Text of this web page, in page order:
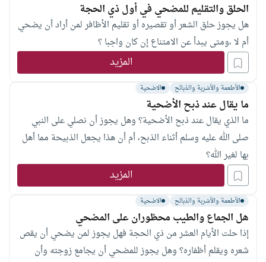
الحلق والتقليم للمضحي في أول ذي الحجة
هل يجوز حلق الشعر أو تقصيره أو تقليم الأظافر لمن أراد أن يضحي
أم لا ،ومتى يبدأ عن الامتناع إن كان واجبا ؟
المزيد
الأطعمة والأشربة والذبائح الاضحية
ما يقال عند ذبح الأضحية
ما الذي يقال عند ذبح الأضحية؟ وهل يجوز أن نصلي على النبي
صلى الله عليه وسلم أثناء الذبح، أم أن هذا يجعل الذبيحة مما أهل
بها لغير الله؟
المزيد
الأطعمة والأشربة والذبائح الاضحية
هل الجماع والطيب محظوران على المضحي
إذا حلت الأيام العشر من ذي الحجة فهل يجوز لمن يضحي أن يقص
شعره ويقلم أظفاره؟ وهل يجوز للمضحي أن يجامع زوجته وأن